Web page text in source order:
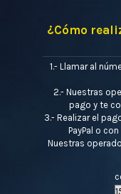
¿Cómo
1.- Llamar al
2.- Nuestras
pago y te
3.- Realizar el
PayPal o
Nuestras